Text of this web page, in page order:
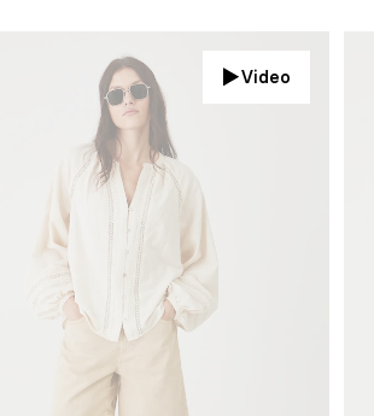
Video